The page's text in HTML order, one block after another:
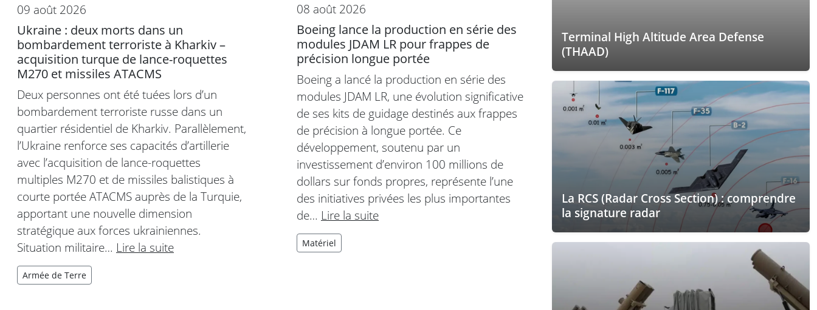
09 août 2026
Ukraine : deux morts dans un
bombardement terroriste à Kharkiv –
acquisition turque de lance-roquettes
M270 et missiles ATACMS
Deux personnes ont été tuées lors d’un
bombardement terroriste russe dans un
quartier résidentiel de Kharkiv. Parallèlement,
l’Ukraine renforce ses capacités d’artillerie
avec l’acquisition de lance-roquettes
multiples M270 et de missiles balistiques à
courte portée ATACMS auprès de la Turquie,
apportant une nouvelle dimension
stratégique aux forces ukrainiennes.
Situation militaire… Lire la suite
Armée de Terre
08 août 2026
Boeing lance la production en série des
modules JDAM LR pour frappes de
précision longue portée
Boeing a lancé la production en série des
modules JDAM LR, une évolution significative
de ses kits de guidage destinés aux frappes
de précision à longue portée. Ce
développement, soutenu par un
investissement d’environ 100 millions de
dollars sur fonds propres, représente l’une
des initiatives privées les plus importantes
de… Lire la suite
Matériel
Terminal High Altitude Area Defense
(THAAD)
La RCS (Radar Cross Section) : comprendre
la signature radar